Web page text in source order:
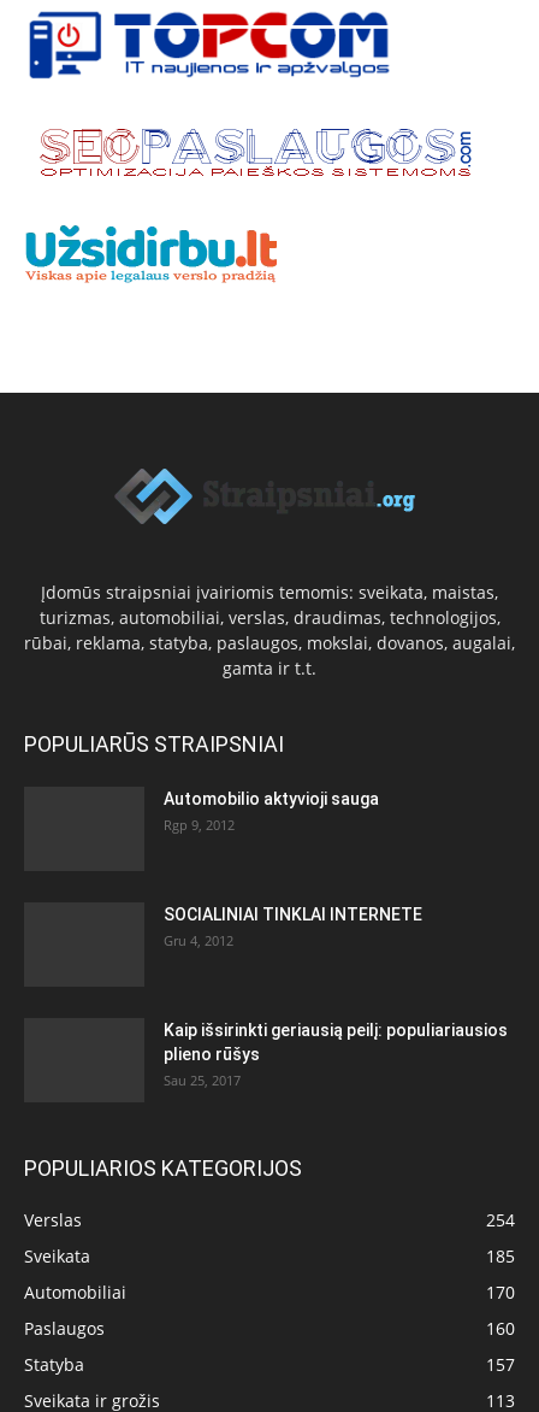
Įdomūs straipsniai įvairiomis temomis: sveikata, maistas,
turizmas, automobiliai, verslas, draudimas, technologijos,
rūbai, reklama, statyba, paslaugos, mokslai, dovanos, augalai,
gamta ir t.t.
POPULIARŪS STRAIPSNIAI
Automobilio aktyvioji sauga
Rgp 9, 2012
SOCIALINIAI TINKLAI INTERNETE
Gru 4, 2012
Kaip išsirinkti geriausią peilį: populiariausios
plieno rūšys
Sau 25, 2017
POPULIARIOS KATEGORIJOS
Verslas
254
Sveikata
185
Automobiliai
170
Paslaugos
160
Statyba
157
Sveikata ir grožis
113